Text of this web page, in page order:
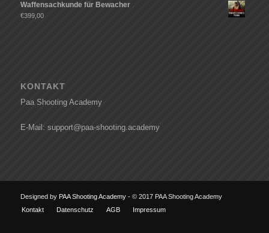
Waffensachkunde für Bewacher
€399,00
KONTAKT
Paa Shooting Academy
E-Mail: support@paa-shooting.academy
Designed by PAA Shooting Academy- © 2017 PAA Shooting Academy
Kontakt
Datenschutz AGB Impressum